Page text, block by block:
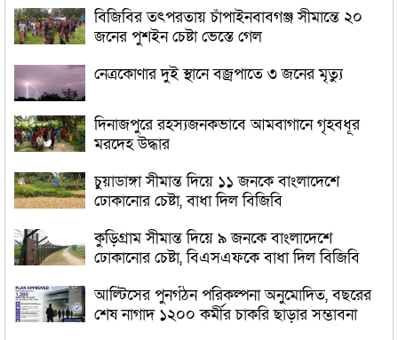
বিজিবির তৎপরতায় চাঁপাইনবাবগঞ্জ সীমান্তে ২০
জনের পুশইন চেষ্টা ভেস্তে গেল
নেত্রকোণার দুই স্থানে বজ্রপাতে ৩ জনের মৃত্যু
দিনাজপুরে রহস্যজনকভাবে আমবাগানে গৃহবধূর
মরদেহ উদ্ধার
চুয়াডাঙ্গা সীমান্ত দিয়ে ১১ জনকে বাংলাদেশে
ঢোকানোর চেষ্টা, বাধা দিল বিজিবি
কুড়িগ্রাম সীমান্ত দিয়ে ৯ জনকে বাংলাদেশে
ঢোকানোর চেষ্টা, বিএসএফকে বাধা দিল বিজিবি
আল্টিসের পুনর্গঠন পরিকল্পনা অনুমোদিত, বছরের
শেষ নাগাদ ১২০০ কর্মীর চাকরি ছাড়ার সম্ভাবনা